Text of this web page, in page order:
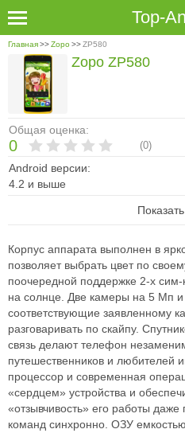
Top-
Главная>>Zopo>>ZP580
Общая оценка:
0 (0)
Android версии:
4.2 и выше
Zopo ZP580
Корпус аппарата выполнен в
позволяет выбрать цвет по
поочередной поддержке 2-х сим-
на солнце. Две камеры на 5 Мп
соответствующие заявленному
разговаривать по скайпу.
связь делают телефон
путешественников и любителей
процессор и современная
«сердцем» устройства и
«отзывчивость» его работы
команд синхронно. ОЗУ